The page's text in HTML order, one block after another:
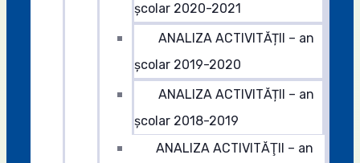
școlar 2020-2021
ANALIZA ACTIVITĂȚII – an
școlar 2019-2020
ANALIZA ACTIVITĂȚII – an
școlar 2018-2019
ANALIZA ACTIVITĂŢII – an